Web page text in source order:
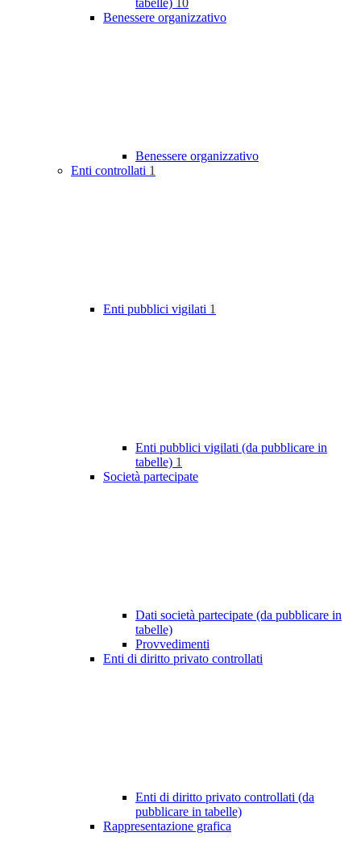
tabelle)
10
Benessere organizzativo
Benessere organizzativo
Enti controllati 1
Enti pubblici vigilati 1
Enti pubblici vigilati (da pubblicare in
tabelle) 1
Società partecipate
Dati società partecipate (da pubblicare in
tabelle)
Provvedimenti
Enti di diritto privato controllati
Enti di diritto privato controllati (da
pubblicare in tabelle)
Rappresentazione grafica